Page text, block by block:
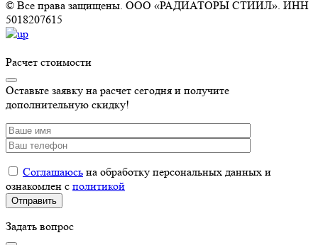
© Все права защищены. ООО «РАДИАТОРЫ СТИИЛ». ИНН
5018207615
Расчет стоимости
Оставьте заявку на расчет сегодня и получите
дополнительную скидку!
Соглашаюсь на обработку персональных данных и
ознакомлен с политикой
Задать вопрос